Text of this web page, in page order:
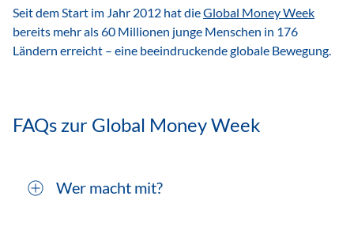
Seit dem Start im Jahr 2012 hat dieGlobal Money Week
bereits mehr als 60 Millionen junge Menschen in 176
Ländern erreicht – eine beeindruckende globale Bewegung.
FAQs zur Global Money Week
Wer macht mit?